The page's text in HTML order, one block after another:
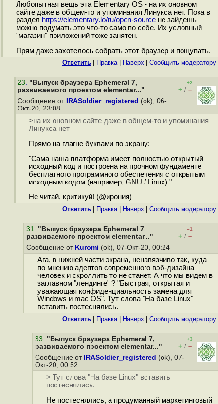
Любопытная вещь эта Elementary OS - на их оновном
сайте даже в общем-то и упоминания Линукса нет. Пока в
раздел https://elementary.io/ru/open-sourceне зайдешь
можно подумать это что-то само по себе. Их условный
"магазин" приложений тоже занятен.
Прям даже захотелось собрать этот браузер и пощупать.
Ответить Правка| Наверх Cообщить модератору
23. "Выпуск браузера Ephemeral 7,
развиваемого проектом elementar..."
+2
+ / –
Сообщение от
IRASoldier_registered (ok), 06-
Окт-20, 23:08
>на их оновном сайте даже в общем-то и упоминания
Линукса нет
Прямо на глагне буквами по экрану:
"Сама наша платформа имеет полностью открытый
исходный код и построена на прочном фундаменте
бесплатного программного обеспечения с открытым
исходным кодом (например, GNU / Linux)."
Не читай, критикуй! (@ирония)
Ответить Правка| Наверх Cообщить модератору
31. "Выпуск браузера Ephemeral 7,
развиваемого проектом elementar..."
–1
+ / –
Сообщение от Kuromi (ok), 07-Окт-20, 00:24
Ага, в нижней части экрана, ненавязчиво так, куда
по мнению адептов современного вэб-дизайна
человек и скроллить то не станет. А что мы видем в
заглавном "лендинге" ? "Быстрая, открытая и
уважающая конфиденциальность замена для
Windows и mac OS". Тут слова "На базе Linux"
вставить постеснялись.
Ответить Правка| Наверх Cообщить модератору
33. "Выпуск браузера Ephemeral 7,
развиваемого проектом elementar..."
+3
+ / –
Сообщение от
IRASoldier_registered (ok), 07-
Окт-20, 00:52
> Тут слова "На базе Linux" вставить
постеснялись.
Не постеснялись, а продуманный маркетинговый